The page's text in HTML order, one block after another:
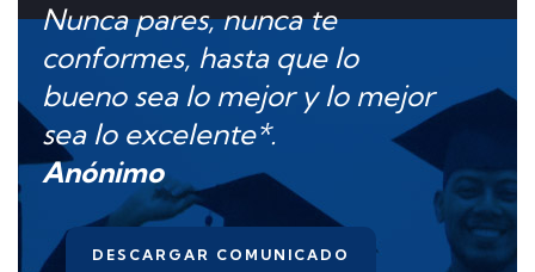
Nunca pares, nunca te
conformes, hasta que lo
bueno sea lo mejor y lo mejor
sea lo excelente*.
Anónimo
DESCARGAR COMUNICADO